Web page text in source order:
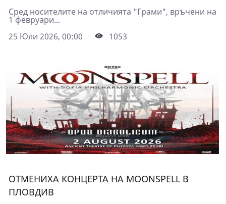
Сред носителите на отличията "Грами", връчени на
1 февруари...
25 Юли 2026, 00:00
1053
ОТМЕНИХА КОНЦЕРТА НА MOONSPELL В
ПЛОВДИВ